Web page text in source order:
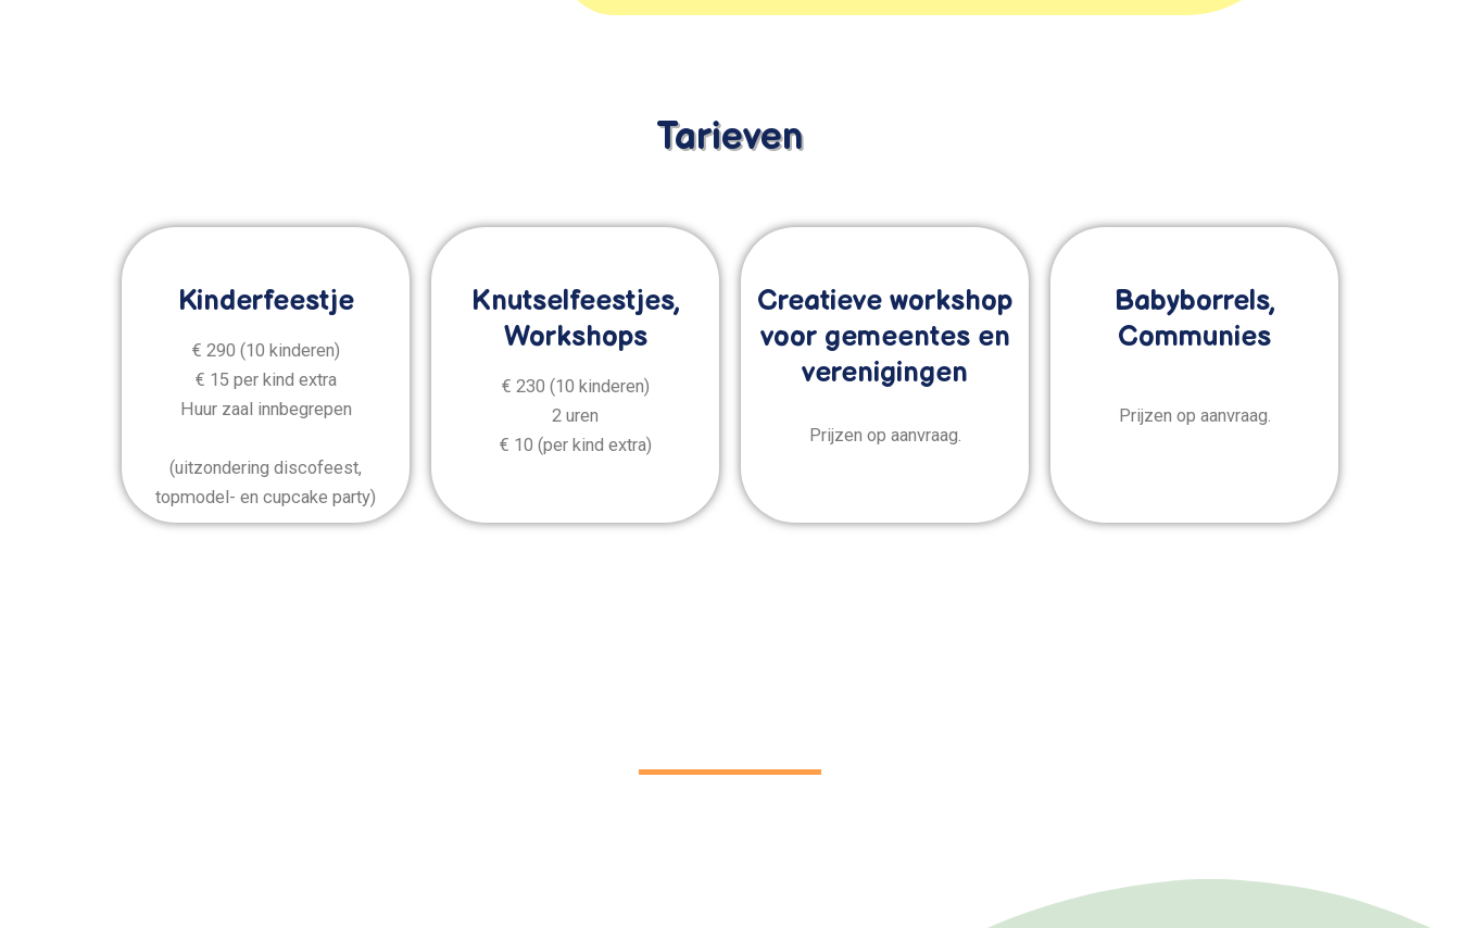
Tarieven
Kinderfeestje
€ 290 (10 kinderen)
€ 15 per kind extra
Huur zaal innbegrepen
(uitzondering discofeest,
topmodel- en cupcake party)
Knutselfeestjes,
Workshops
€ 230 (10 kinderen)
2 uren
€ 10 (per kind extra)
Creatieve workshop
voor gemeentes en
verenigingen
Prijzen op aanvraag.
Babyborrels,
Communies
Prijzen op aanvraag.